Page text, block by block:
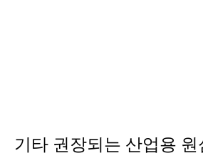
기타 권장되는 산업용 원